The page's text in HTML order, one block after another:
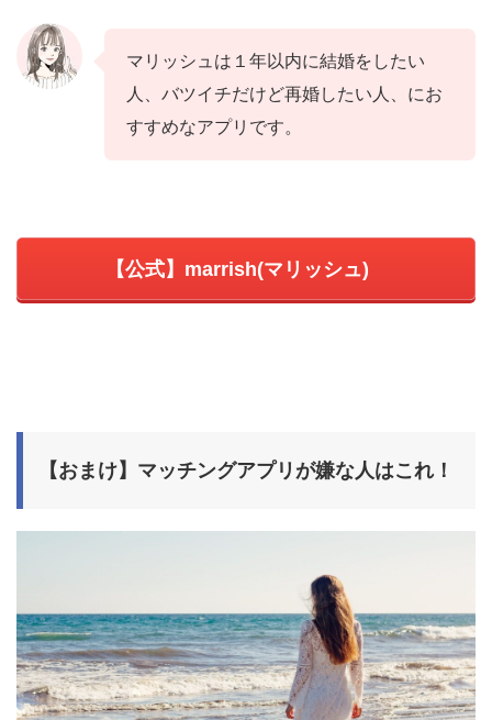
マリッシュは１年以内に結婚をしたい
人、バツイチだけど再婚したい人、にお
すすめなアプリです。
【公式】marrish(マリッシュ)
【おまけ】マッチングアプリが嫌な人はこれ！